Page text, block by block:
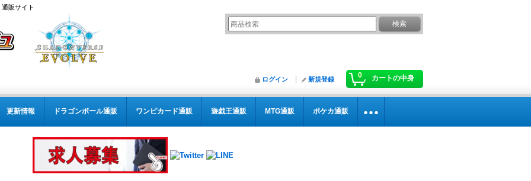
販サイト
0 カートの中身
ログイン 新規登録
更新情報 ドラゴンボール通販 ワンピカード通販 遊戯王通販 MTG通販 ポケカ通販